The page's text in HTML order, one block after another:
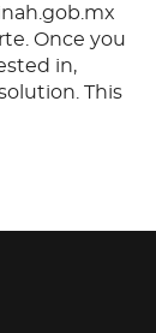
Once you
in,
This